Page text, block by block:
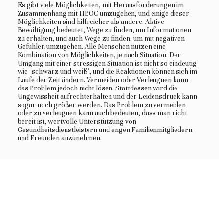
Es gibt viele Möglichkeiten, mit Herausforderungen im
Zusammenhang mit HBOC umzugehen, und einige dieser
Möglichkeiten sind hilfreicher als andere. Aktive
Bewältigung bedeutet, Wege zu finden, um Informationen
zu erhalten, und auch Wege zu finden, um mit negativen
Gefühlen umzugehen. Alle Menschen nutzen eine
Kombination von Möglichkeiten, je nach Situation. Der
Umgang mit einer stressigen Situation ist nicht so eindeutig
wie "schwarz und weiß", und die Reaktionen können sich im
Laufe der Zeit ändern. Vermeiden oder Verleugnen kann
das Problem jedoch nicht lösen. Stattdessen wird die
Ungewissheit aufrechterhalten und der Leidensdruck kann
sogar noch größer werden. Das Problem zu vermeiden
oder zu verleugnen kann auch bedeuten, dass man nicht
bereit ist, wertvolle Unterstützung von
Gesundheitsdienstleistern und engen Familienmitgliedern
und Freunden anzunehmen.